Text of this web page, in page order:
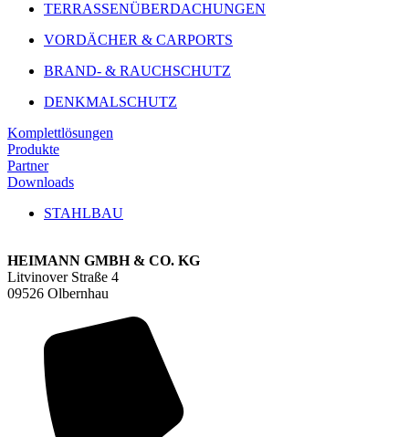
TERRASSENÜBERDACHUNGEN
VORDÄCHER & CARPORTS
BRAND- & RAUCHSCHUTZ
DENKMALSCHUTZ
Komplettlösungen
Produkte
Partner
Downloads
STAHLBAU
HEIMANN GMBH & CO. KG
Litvinover Straße 4
09526 Olbernhau